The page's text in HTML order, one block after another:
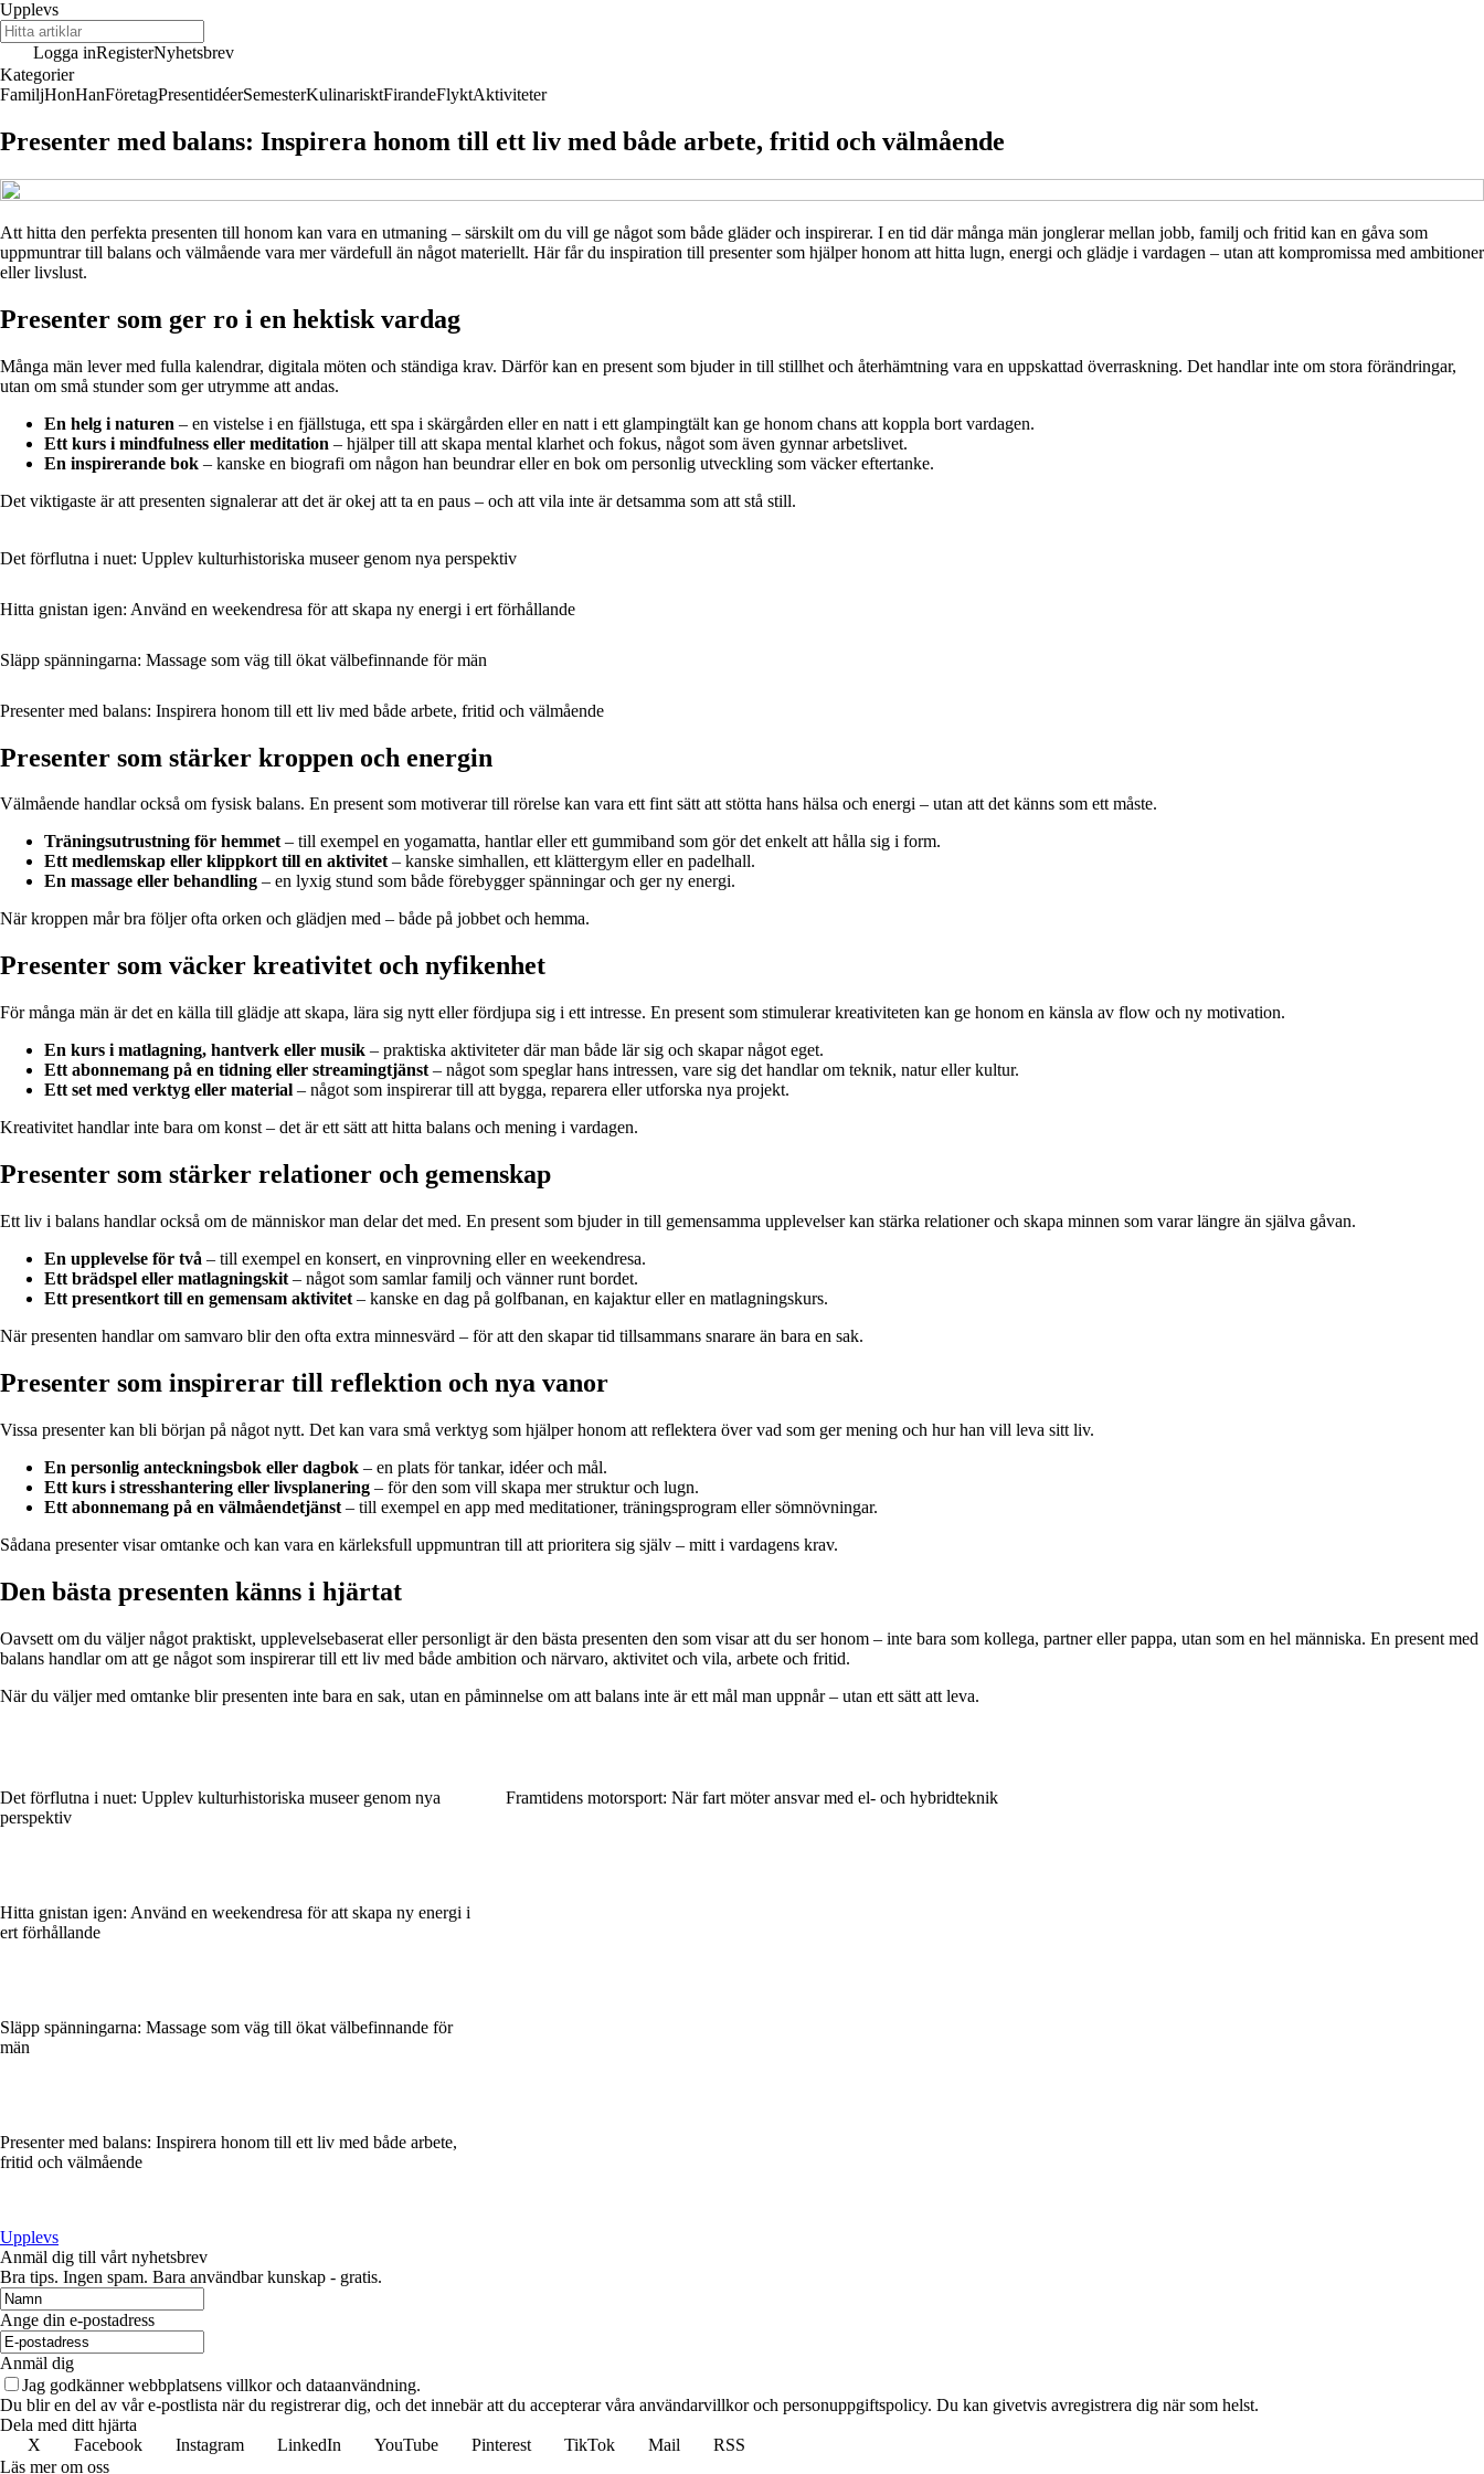
Upplevs
Logga inRegisterNyhetsbrev
Kategorier
FamiljHonHanFöretagPresentidéerSemesterKulinarisktFirandeFlyktAktiviteter
Presenter med balans: Inspirera honom till ett liv med både arbete, fritid och välmående
Att hitta den perfekta presenten till honom kan vara en utmaning – särskilt om du vill ge något som både gläder och inspirerar. I en tid där många män jonglerar mellan jobb, familj och fritid kan en gåva som
uppmuntrar till balans och välmående vara mer värdefull än något materiellt. Här får du inspiration till presenter som hjälper honom att hitta lugn, energi och glädje i vardagen – utan att kompromissa med ambitioner
eller livslust.
Presenter som ger ro i en hektisk vardag
Många män lever med fulla kalendrar, digitala möten och ständiga krav. Därför kan en present som bjuder in till stillhet och återhämtning vara en uppskattad överraskning. Det handlar inte om stora förändringar,
utan om små stunder som ger utrymme att andas.
En helg i naturen – en vistelse i en fjällstuga, ett spa i skärgården eller en natt i ett glampingtält kan ge honom chans att koppla bort vardagen.
Ett kurs i mindfulness eller meditation – hjälper till att skapa mental klarhet och fokus, något som även gynnar arbetslivet.
En inspirerande bok – kanske en biografi om någon han beundrar eller en bok om personlig utveckling som väcker eftertanke.
Det viktigaste är att presenten signalerar att det är okej att ta en paus – och att vila inte är detsamma som att stå still.
Det förflutna i nuet: Upplev kulturhistoriska museer genom nya perspektiv
Hitta gnistan igen: Använd en weekendresa för att skapa ny energi i ert förhållande
Släpp spänningarna: Massage som väg till ökat välbefinnande för män
Presenter med balans: Inspirera honom till ett liv med både arbete, fritid och välmående
Presenter som stärker kroppen och energin
Välmående handlar också om fysisk balans. En present som motiverar till rörelse kan vara ett fint sätt att stötta hans hälsa och energi – utan att det känns som ett måste.
Träningsutrustning för hemmet– till exempel en yogamatta, hantlar eller ett gummiband som gör det enkelt att hålla sig i form.
Ett medlemskap eller klippkort till en aktivitet– kanske simhallen, ett klättergym eller en padelhall.
En massage eller behandling – en lyxig stund som både förebygger spänningar och ger ny energi.
När kroppen mår bra följer ofta orken och glädjen med – både på jobbet och hemma.
Presenter som väcker kreativitet och nyfikenhet
För många män är det en källa till glädje att skapa, lära sig nytt eller fördjupa sig i ett intresse. En present som stimulerar kreativiteten kan ge honom en känsla av flow och ny motivation.
En kurs i matlagning, hantverk eller musik – praktiska aktiviteter där man både lär sig och skapar något eget.
Ett abonnemang på en tidning eller streamingtjänst – något som speglar hans intressen, vare sig det handlar om teknik, natur eller kultur.
Ett set med verktyg eller material – något som inspirerar till att bygga, reparera eller utforska nya projekt.
Kreativitet handlar inte bara om konst – det är ett sätt att hitta balans och mening i vardagen.
Presenter som stärker relationer och gemenskap
Ett liv i balans handlar också om de människor man delar det med. En present som bjuder in till gemensamma upplevelser kan stärka relationer och skapa minnen som varar längre än själva gåvan.
En upplevelse för två – till exempel en konsert, en vinprovning eller en weekendresa.
Ett brädspel eller matlagningskit – något som samlar familj och vänner runt bordet.
Ett presentkort till en gemensam aktivitet – kanske en dag på golfbanan, en kajaktur eller en matlagningskurs.
När presenten handlar om samvaro blir den ofta extra minnesvärd – för att den skapar tid tillsammans snarare än bara en sak.
Presenter som inspirerar till reflektion och nya vanor
Vissa presenter kan bli början på något nytt. Det kan vara små verktyg som hjälper honom att reflektera över vad som ger mening och hur han vill leva sitt liv.
En personlig anteckningsbok eller dagbok – en plats för tankar, idéer och mål.
Ett kurs i stresshantering eller livsplanering – för den som vill skapa mer struktur och lugn.
Ett abonnemang på en välmåendetjänst – till exempel en app med meditationer, träningsprogram eller sömnövningar.
Sådana presenter visar omtanke och kan vara en kärleksfull uppmuntran till att prioritera sig själv – mitt i vardagens krav.
Den bästa presenten känns i hjärtat
Oavsett om du väljer något praktiskt, upplevelsebaserat eller personligt är den bästa presenten den som visar att du ser honom – inte bara som kollega, partner eller pappa, utan som en hel människa. En present med
balans handlar om att ge något som inspirerar till ett liv med både ambition och närvaro, aktivitet och vila, arbete och fritid.
När du väljer med omtanke blir presenten inte bara en sak, utan en påminnelse om att balans inte är ett mål man uppnår – utan ett sätt att leva.
Det förflutna i nuet: Upplev kulturhistoriska museer genom nya
perspektiv
Hitta gnistan igen: Använd en weekendresa för att skapa ny energi i
ert förhållande
Släpp spänningarna: Massage som väg till ökat välbefinnande för
män
Presenter med balans: Inspirera honom till ett liv med både arbete,
fritid och välmående
Framtidens motorsport: När fart möter ansvar med el- och hybridteknik
Upplevs
Anmäl dig till vårt nyhetsbrev
Bra tips. Ingen spam. Bara användbar kunskap - gratis.
Ange din e-postadress
Anmäl dig
Jag godkänner webbplatsens villkor och dataanvändning.
Du blir en del av vår e-postlista när du registrerar dig, och det innebär att du accepterar våra användarvillkor och personuppgiftspolicy. Du kan givetvis avregistrera dig när som helst.
Dela med ditt hjärta
X
Facebook Instagram LinkedIn YouTube Pinterest TikTok Mail
RSS
Läs mer om oss